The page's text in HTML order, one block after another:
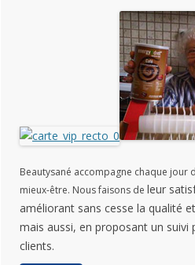
Beautysané accompagne chaque jour
mieux-être. Nous faisons de leur
améliorant sans cesse la qualité
mais aussi, en proposant un suivi
clients.